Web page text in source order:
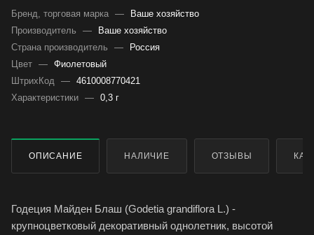
Бренд, торговая марка —
Ваше хозяйство
Производитель
—
Ваше хозяйство
Страна производитель
—
Россия
Цвет — Фиолетовый
ШтрихКод — 4610008770421
Характеристики — 0,3 г
ОПИСАНИЕ НАЛИЧИЕ ОТЗЫВЫ
Годеция Майден Блаш (Godetia grandiflora L.) -
крупноцветковый декоративный однолетник, высотой